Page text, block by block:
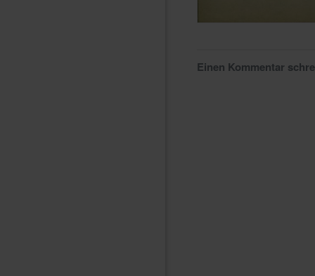
Einen Kommentar